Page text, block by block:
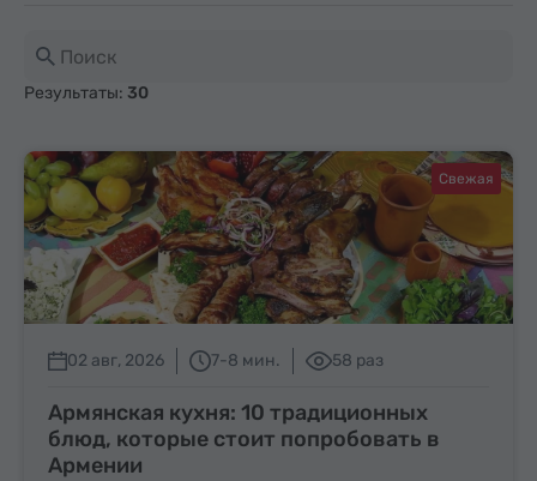
Результаты: 30
Свежая
02 авг, 2026 7-8 мин. 58 раз
Армянская кухня: 10 традиционных
блюд, которые стоит попробовать в
Армении